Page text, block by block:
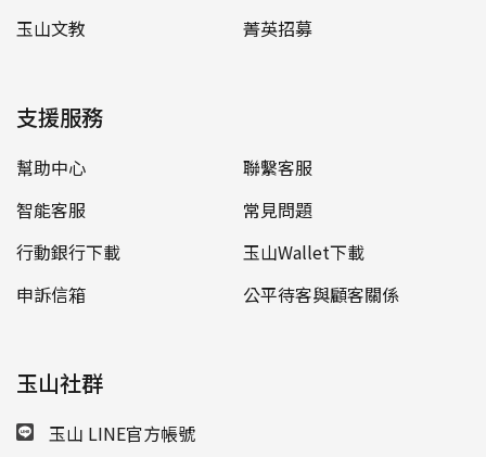
玉山文教
菁英招募
支援服務
幫助中心
聯繫客服
智能客服
常見問題
行動銀行下載
玉山Wallet下載
申訴信箱
公平待客與顧客關係
玉山社群
玉山 LINE官方帳號